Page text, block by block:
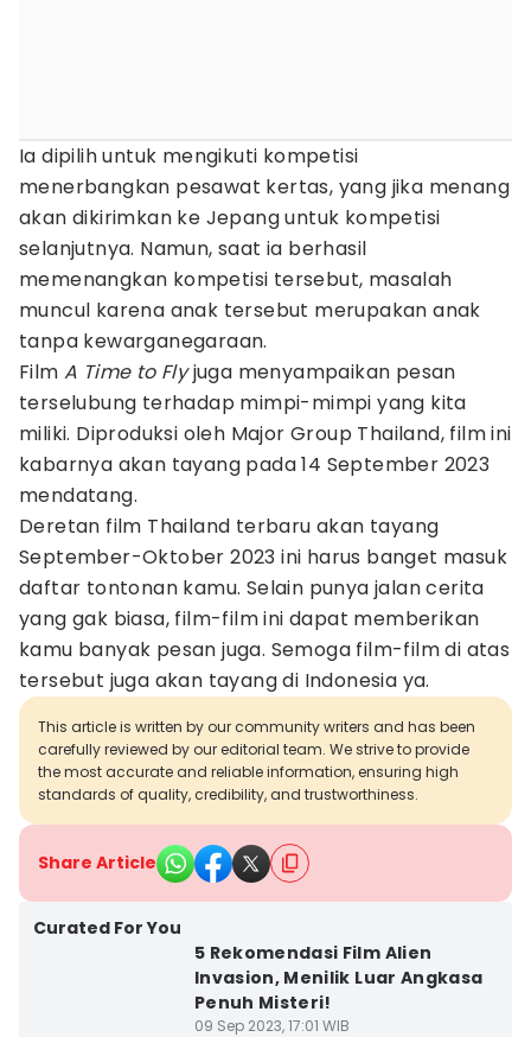
Ia dipilih untuk mengikuti kompetisi
menerbangkan pesawat kertas, yang jika menang
akan dikirimkan ke Jepang untuk kompetisi
selanjutnya. Namun, saat ia berhasil
memenangkan kompetisi tersebut, masalah
muncul karena anak tersebut merupakan anak
tanpa kewarganegaraan.
Film A Time to Flyjuga menyampaikan pesan
terselubung terhadap mimpi-mimpi yang kita
miliki. Diproduksi oleh Major Group Thailand, film ini
kabarnya akan tayang pada 14 September 2023
mendatang.
Deretan film Thailand terbaru akan tayang
September-Oktober 2023 ini harus banget masuk
daftar tontonan kamu. Selain punya jalan cerita
yang gak biasa, film-film ini dapat memberikan
kamu banyak pesan juga. Semoga film-film di atas
tersebut juga akan tayang di Indonesia ya.
This article is written by our community writers and has been
carefully reviewed by our editorial team. We strive to provide
the most accurate and reliable information, ensuring high
standards of quality, credibility, and trustworthiness.
Share Article
Curated For You
5 Rekomendasi Film Alien
Invasion, Menilik Luar Angkasa
Penuh Misteri!
09 Sep 2023, 17:01 WIB